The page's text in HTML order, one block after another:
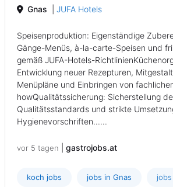
Gnas JUFA Hotels
Speisenproduktion: Eigenständige
Gänge-Menüs, à-la-carte-Speisen und
gemäß JUFA-Hotels-
Entwicklung neuer Rezepturen,
Menüpläne und Einbringen von
howQualitätssicherung: Sicherstellung
Qualitätsstandards und strikte
Hygienevorschriften......
vor 5 tagen gastrojobs.at
koch jobs jobs in Gnas